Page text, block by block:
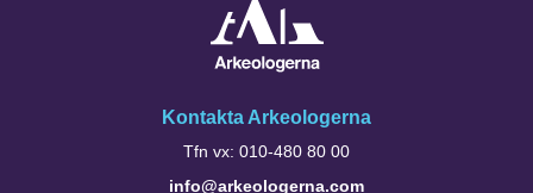
Kontakta Arkeologerna
Tfn vx: 010-480 80 00
info@arkeologerna.com